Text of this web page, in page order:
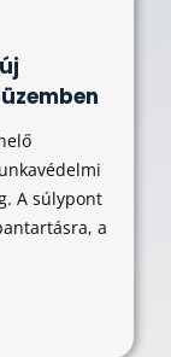
A súlypont
a